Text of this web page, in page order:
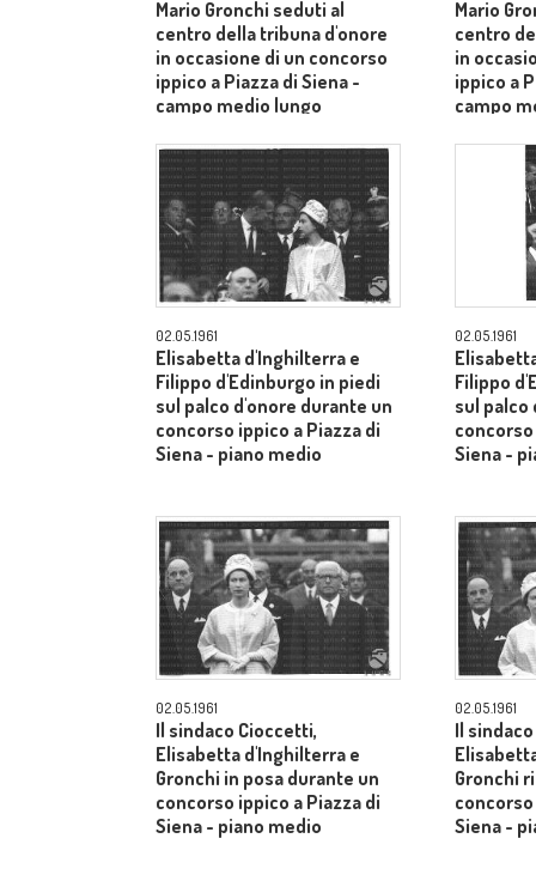
Mario Gronchi seduti al
centro della tribuna d'onore
in occasione di un concorso
ippico a Piazza di Siena -
campo medio lungo
Mario
centro
in
ippico a
campo
02.05.1961
Elisabetta d'Inghilterra e
Filippo d'Edinburgo in piedi
sul palco d'onore durante un
concorso ippico a Piazza di
Siena - piano medio
02.05.1961
Filippo
sul palco
Siena -
02.05.1961
Il sindaco Cioccetti,
Elisabetta d'Inghilterra e
Gronchi in posa durante un
concorso ippico a Piazza di
Siena - piano medio
02.05.1961
Il
Gronchi
Siena -